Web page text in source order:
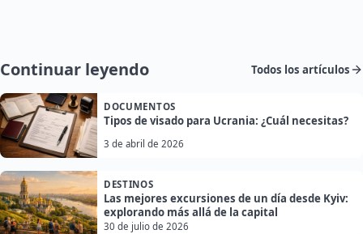
Continuar leyendo Todos los artículos
DOCUMENTOS
Tipos de visado para Ucrania: ¿Cuál necesitas?
3 de abril de 2026
DESTINOS
Las mejores excursiones de un día desde Kyiv:
explorando más allá de la capital
30 de julio de 2026